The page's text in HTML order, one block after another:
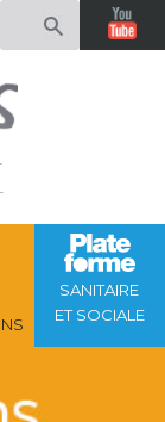
SANITAIRE
ET SOCIALE